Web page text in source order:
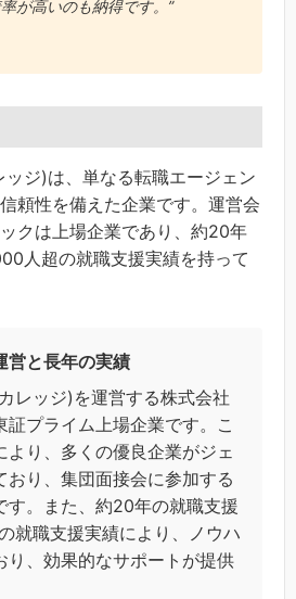
が高いのも納得です。”
ジ)は、単なる転職エージェン
頼性を備えた企業です。運営会
クは上場企業であり、約20年
人超の就職支援実績を持って
営と長年の実績
レッジ)を運営する株式会社
証プライム上場企業です。こ
より、多くの優良企業がジェ
おり、集団面接会に参加する
す。また、約20年の就職支援
就職支援実績により、ノウハ
り、効果的なサポートが提供